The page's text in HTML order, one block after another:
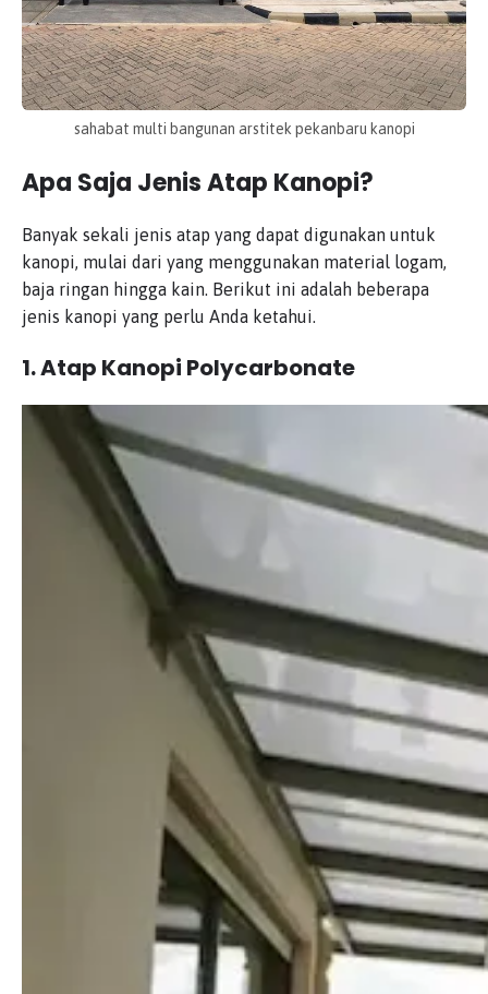
sahabat multi bangunan arstitek pekanbaru kanopi
Apa Saja Jenis Atap Kanopi?
Banyak sekali jenis atap yang dapat digunakan untuk
kanopi, mulai dari yang menggunakan material logam,
baja ringan hingga kain. Berikut ini adalah beberapa
jenis kanopi yang perlu Anda ketahui.
1. Atap Kanopi Polycarbonate